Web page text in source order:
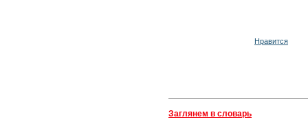
Нравится
Заглянем в словарь